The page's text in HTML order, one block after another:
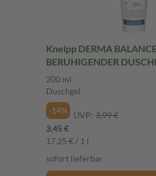
Kneipp DERMA
BERUHIGENDER
ml Duschgel
200 ml
Duschgel
-14%
UVP: 3,99 €
3,45 €
17,25 € / 1 l
sofort lieferbar